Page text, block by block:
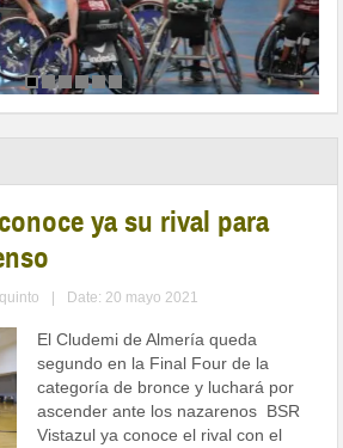
ya su rival para
Date: 20 mayo 2021
El Cludemi de Almería queda
segundo en la Final Four de la
categoría de bronce y luchará por
ascender ante los nazarenos BSR
Vistazul ya conoce el rival con el